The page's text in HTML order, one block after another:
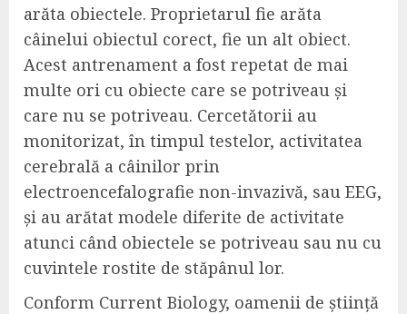
arăta obiectele. Proprietarul fie arăta
câinelui obiectul corect, fie un alt obiect.
Acest antrenament a fost repetat de mai
multe ori cu obiecte care se potriveau și
care nu se potriveau. Cercetătorii au
monitorizat, în timpul testelor, activitatea
cerebrală a câinilor prin
electroencefalografie non-invazivă, sau EEG,
și au arătat modele diferite de activitate
atunci când obiectele se potriveau sau nu cu
cuvintele rostite de stăpânul lor.
Conform Current Biology, oamenii de știință